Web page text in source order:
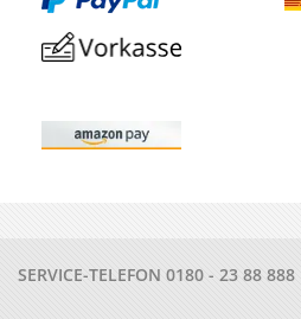
SERVICE-TELEFON 0180 - 23 88 888